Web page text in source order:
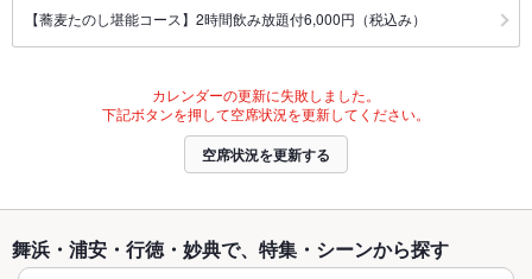
【蕎麦たのし堪能コース】2時間飲み放題付6,000円（税込み）
カレンダーの更新に失敗しました。
下記ボタンを押して空席状況を更新してください。
空席状況を更新する
舞浜・浦安・行徳・妙典で、特集・シーンから探す